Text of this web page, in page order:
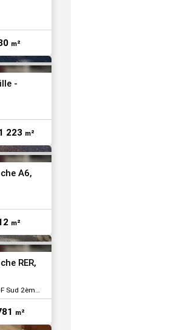
m²
-
223 m²
VOIR TOUTES LES PHOTOS
A6,
m²
VOIR TOUTES LES PHOTOS
RER,
Couronne
m²
VOIR TOUTES LES PHOTOS